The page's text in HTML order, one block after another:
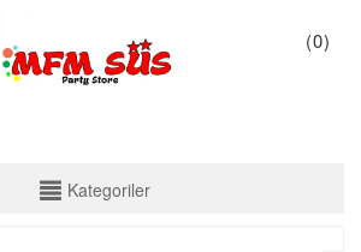
(0)
Kategoriler